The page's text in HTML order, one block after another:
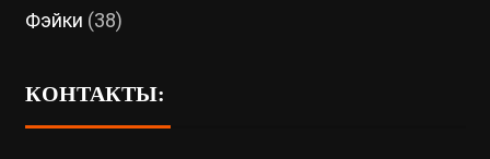
Фэйки (38)
КОНТАКТЫ: